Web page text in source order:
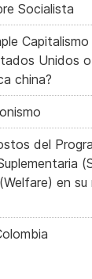
Socialista
Unidos o
china?
del
en su